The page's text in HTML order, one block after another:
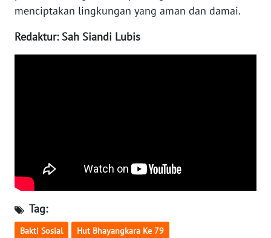
menciptakan lingkungan yang aman dan damai.
Redaktur: Sah Siandi Lubis
Tag:
Bakti Sosial Hut Bhayangkara Ke 79
WN
LAMPUNG
WN
WN
WN